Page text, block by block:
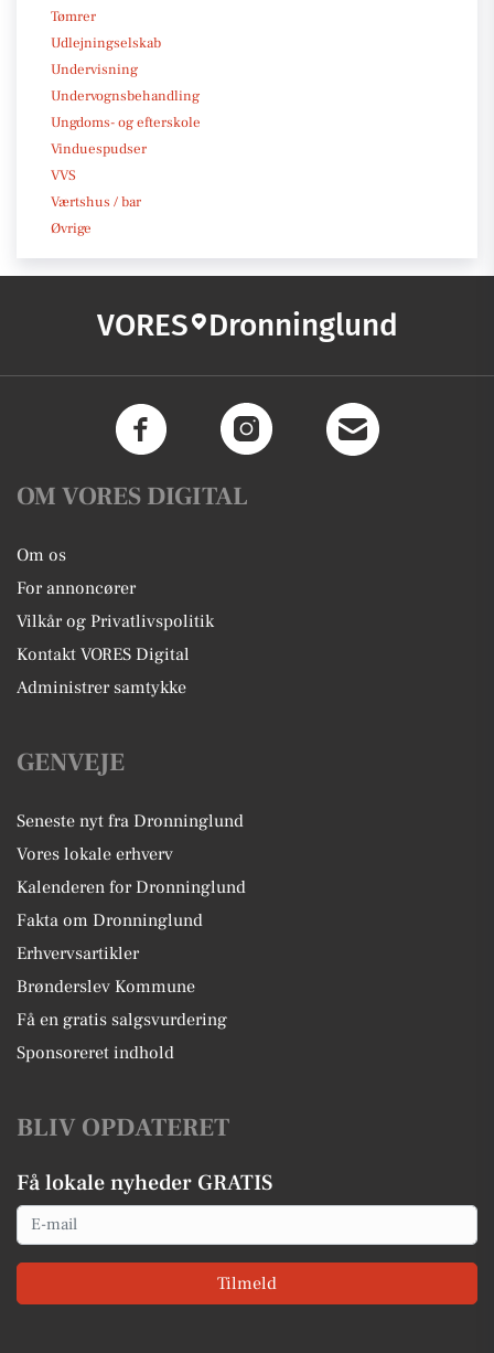
Tømrer
Udlejningselskab
Undervisning
Undervognsbehandling
Ungdoms- og efterskole
Vinduespudser
VVS
Værtshus / bar
Øvrige
VORES Dronninglund
OM VORES DIGITAL
Om os
For annoncører
Vilkår og Privatlivspolitik
Kontakt VORES Digital
Administrer samtykke
GENVEJE
Seneste nyt fra Dronninglund
Vores lokale erhverv
Kalenderen for Dronninglund
Fakta om Dronninglund
Erhvervsartikler
Brønderslev Kommune
Få en gratis salgsvurdering
Sponsoreret indhold
BLIV OPDATERET
Få lokale nyheder GRATIS
Email
Tilmeld